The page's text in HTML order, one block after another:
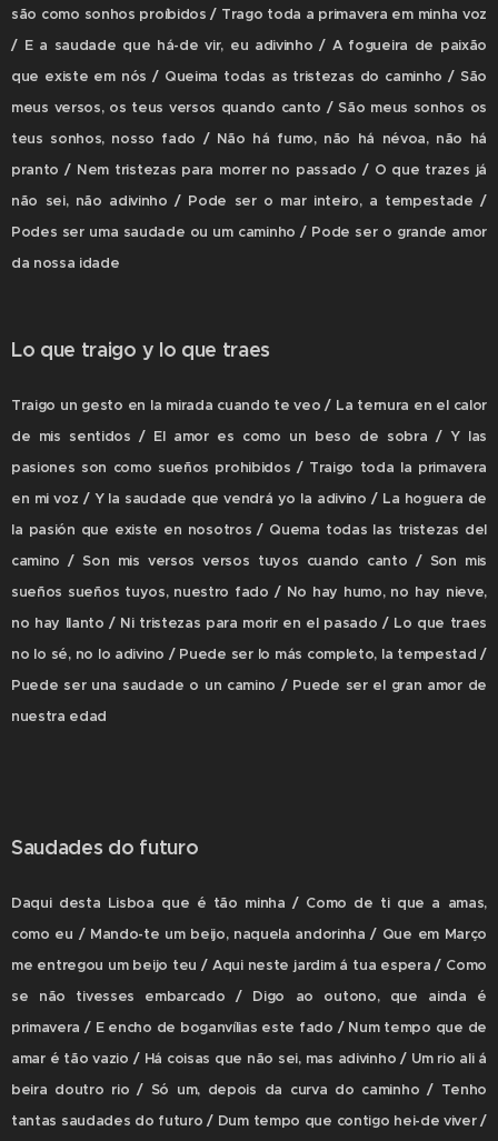
são como sonhos proíbidos / Trago toda a primavera em minha voz
/ E a saudade que há-de vir, eu adivinho / A fogueira de paixão
que existe em nós / Queima todas as tristezas do caminho / São
meus versos, os teus versos quando canto / São meus sonhos os
teus sonhos, nosso fado / Não há fumo, não há névoa, não há
pranto / Nem tristezas para morrer no passado / O que trazes já
não sei, não adivinho / Pode ser o mar inteiro, a tempestade /
Podes ser uma saudade ou um caminho / Pode ser o grande amor
da nossa idade
Lo que traigo y lo que traes
Traigo un gesto en la mirada cuando te veo / La ternura en el calor
de mis sentidos / El amor es como un beso de sobra / Y las
pasiones son como sueños prohibidos / Traigo toda la primavera
en mi voz / Y la saudade que vendrá yo la adivino / La hoguera de
la pasión que existe en nosotros / Quema todas las tristezas del
camino / Son mis versos versos tuyos cuando canto / Son mis
sueños sueños tuyos, nuestro fado / No hay humo, no hay nieve,
no hay llanto / Ni tristezas para morir en el pasado / Lo que traes
no lo sé, no lo adivino / Puede ser lo más completo, la tempestad /
Puede ser una saudade o un camino / Puede ser el gran amor de
nuestra edad
Saudades do futuro
Daqui desta Lisboa que é tão minha / Como de ti que a amas,
como eu / Mando-te um beijo, naquela andorinha / Que em Março
me entregou um beijo teu / Aqui neste jardim á tua espera / Como
se não tivesses embarcado / Digo ao outono, que ainda é
primavera / E encho de boganvílias este fado / Num tempo que de
amar é tão vazio / Há coisas que não sei, mas adivinho / Um rio ali á
beira doutro rio / Só um, depois da curva do caminho / Tenho
tantas saudades do futuro / Dum tempo que contigo hei-de viver /